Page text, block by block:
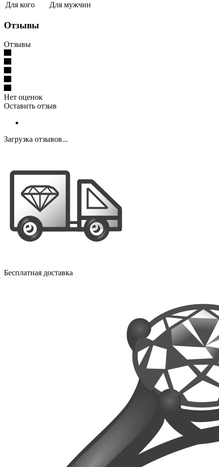
Для кого
Для мужчин
Отзывы
Отзывы
Нет оценок
Оставить отзыв
Загрузка отзывов...
Бесплатная доставка